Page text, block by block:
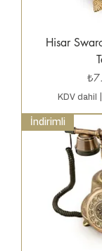
Hisar
KDV dahil
İndirimli